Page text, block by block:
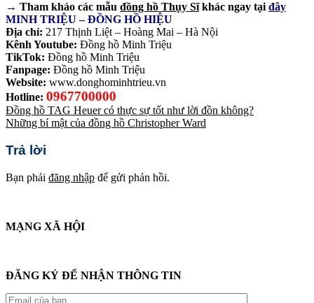
→ Tham khảo các mẫu đồng hồ Thụy Sĩkhác ngay tại đây
MINH TRIỆU – ĐỒNG HỒ HIỆU
Địa chỉ: 217 Thịnh Liệt – Hoàng Mai – Hà Nội
Kênh Youtube: Đồng hồ Minh Triệu
TikTok: Đồng hồ Minh Triệu
Fanpage: Đồng hồ Minh Triệu
Website: www.donghominhtrieu.vn
Hotline: 0967700000
Đồng hồ TAG Heuer có thực sự tốt như lời đồn không?
Những bí mật của đồng hồ Christopher Ward
Trả lời
Bạn phải đăng nhập để gửi phản hồi.
MẠNG XÃ HỘI
ĐĂNG KÝ ĐỂ NHẬN THÔNG TIN